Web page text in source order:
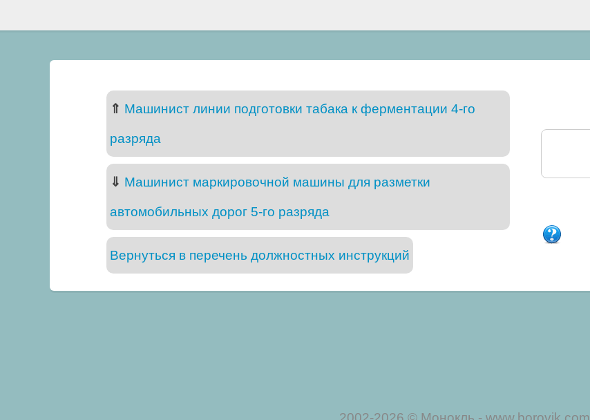
⇑ Машинист линии подготовки табака к ферментации 4-го
разряда
⇓ Машинист маркировочной машины для разметки
автомобильных дорог 5-го разряда
Вернуться в перечень должностных инструкций